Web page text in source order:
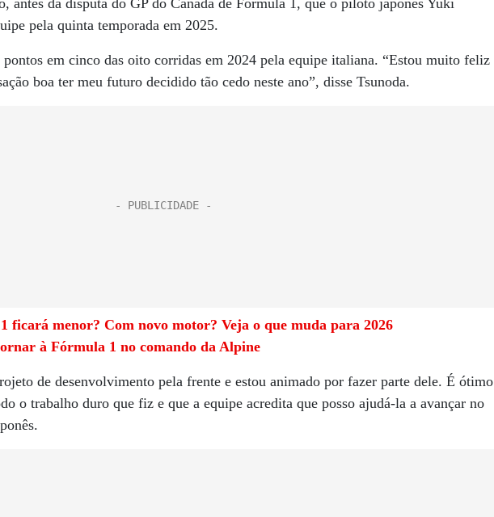
antes da disputa do GP do Canadá de Fórmula 1, que o piloto japonês Yuki
pela quinta temporada em 2025.
em cinco das oito corridas em 2024 pela equipe italiana. “Estou muito feliz
boa ter meu futuro decidido tão cedo neste ano”, disse Tsunoda.
ficará menor? Com novo motor? Veja o que muda para 2026
à Fórmula 1 no comando da Alpine
de desenvolvimento pela frente e estou animado por fazer parte dele. É ótimo
o trabalho duro que fiz e que a equipe acredita que posso ajudá-la a avançar no